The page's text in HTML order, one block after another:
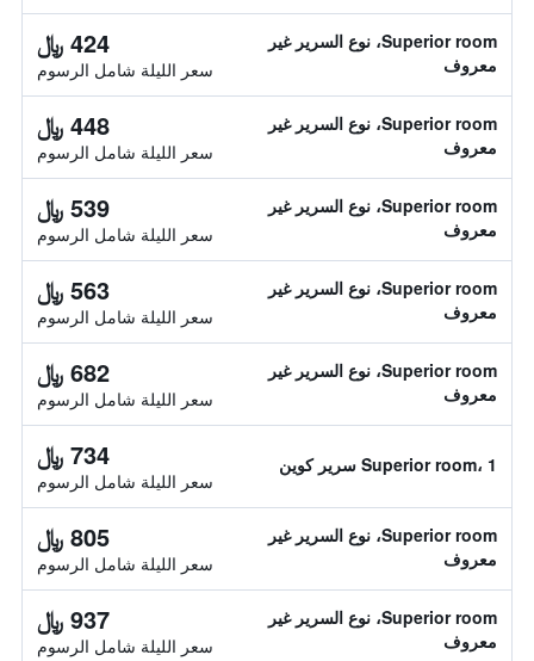
Superior room، نوع السرير غير
معروف
424 ﷼
سعر الليلة شامل الرسوم
Superior room، نوع السرير غير
معروف
448 ﷼
سعر الليلة شامل الرسوم
Superior room، نوع السرير غير
معروف
539 ﷼
سعر الليلة شامل الرسوم
Superior room، نوع السرير غير
معروف
563 ﷼
سعر الليلة شامل الرسوم
Superior room، نوع السرير غير
معروف
682 ﷼
سعر الليلة شامل الرسوم
Superior room، 1 سرير كوين 734 ﷼
سعر الليلة شامل الرسوم
Superior room، نوع السرير غير
معروف
805 ﷼
سعر الليلة شامل الرسوم
Superior room، نوع السرير غير
معروف
937 ﷼
سعر الليلة شامل الرسوم